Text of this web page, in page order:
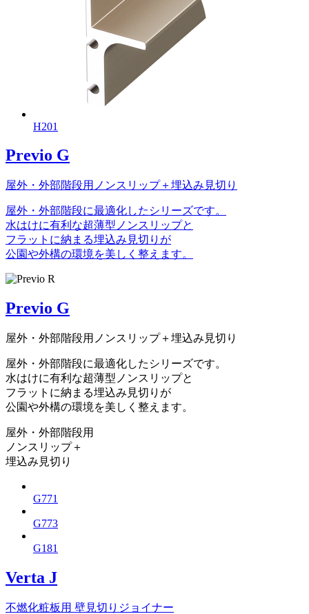
H201
Previo G
屋外・外部階段用ノンスリップ＋埋込み見切り
屋外・外部階段に最適化したシリーズです。
水はけに有利な超薄型ノンスリップと
フラットに納まる埋込み見切りが
公園や外構の環境を美しく整えます。
Previo G
屋外・外部階段用ノンスリップ＋埋込み見切り
屋外・外部階段に最適化したシリーズです。
水はけに有利な超薄型ノンスリップと
フラットに納まる埋込み見切りが
公園や外構の環境を美しく整えます。
屋外・外部階段用
ノンスリップ＋
埋込み見切り
G771
G773
G181
Verta J
不燃化粧板用 壁見切りジョイナー